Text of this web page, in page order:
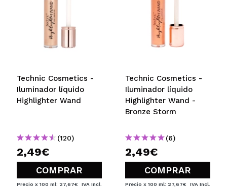
Technic Cosmetics -
Iluminador líquido
Highlighter Wand
(120)
2,49€
COMPRAR
Precio x 100 ml: 27,67€ IVA Incl.
Technic Cosmetics -
Iluminador líquido
Highlighter Wand -
Bronze Storm
(6)
2,49€
COMPRAR
Precio x 100 ml: 27,67€ IVA Incl.